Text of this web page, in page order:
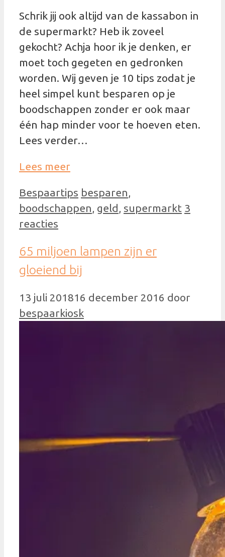
Schrik jij ook altijd van de kassabon in
de supermarkt? Heb ik zoveel
gekocht? Achja hoor ik je denken, er
moet toch gegeten en gedronken
worden. Wij geven je 10 tips zodat je
heel simpel kunt besparen op je
boodschappen zonder er ook maar
één hap minder voor te hoeven eten.
Lees verder…
Lees meer
Categorieën
Bespaartips Tags
besparen,
boodschappen, geld, supermarkt 3
reacties
65 miljoen lampen zijn er
gloeiend bij
13 juli 201816 december 2016 door
bespaarkiosk